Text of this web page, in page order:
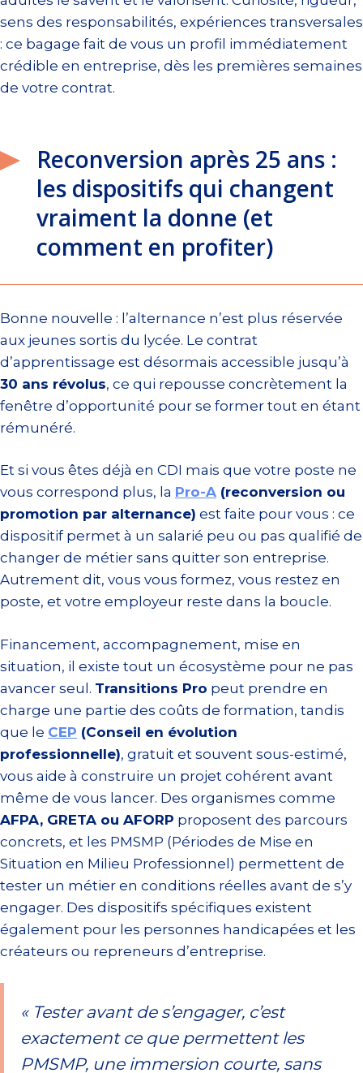
sens des responsabilités, expériences transversales
: ce bagage fait de vous un profil immédiatement
crédible en entreprise, dès les premières semaines
de votre contrat.
Reconversion après 25 ans :
les dispositifs qui changent
vraiment la donne (et
comment en profiter)
Bonne nouvelle : l’alternance n’est plus réservée
aux jeunes sortis du lycée. Le contrat
d’apprentissage est désormais accessible jusqu’à
30 ans révolus, ce qui repousse concrètement la
fenêtre d’opportunité pour se former tout en étant
rémunéré.
Et si vous êtes déjà en CDI mais que votre poste ne
vous correspond plus, la Pro-A (reconversion ou
promotion par alternance) est faite pour vous : ce
dispositif permet à un salarié peu ou pas qualifié de
changer de métier sans quitter son entreprise.
Autrement dit, vous vous formez, vous restez en
poste, et votre employeur reste dans la boucle.
Financement, accompagnement, mise en
situation, il existe tout un écosystème pour ne pas
avancer seul. Transitions Pro peut prendre en
charge une partie des coûts de formation, tandis
que le CEP (Conseil en évolution
professionnelle), gratuit et souvent sous-estimé,
vous aide à construire un projet cohérent avant
même de vous lancer. Des organismes comme
AFPA, GRETA ou AFORP proposent des parcours
concrets, et les PMSMP (Périodes de Mise en
Situation en Milieu Professionnel) permettent de
tester un métier en conditions réelles avant de s’y
engager. Des dispositifs spécifiques existent
également pour les personnes handicapées et les
créateurs ou repreneurs d’entreprise.
« Tester avant de s’engager, c’est
exactement ce que permettent les
PMSMP, une immersion courte, sans